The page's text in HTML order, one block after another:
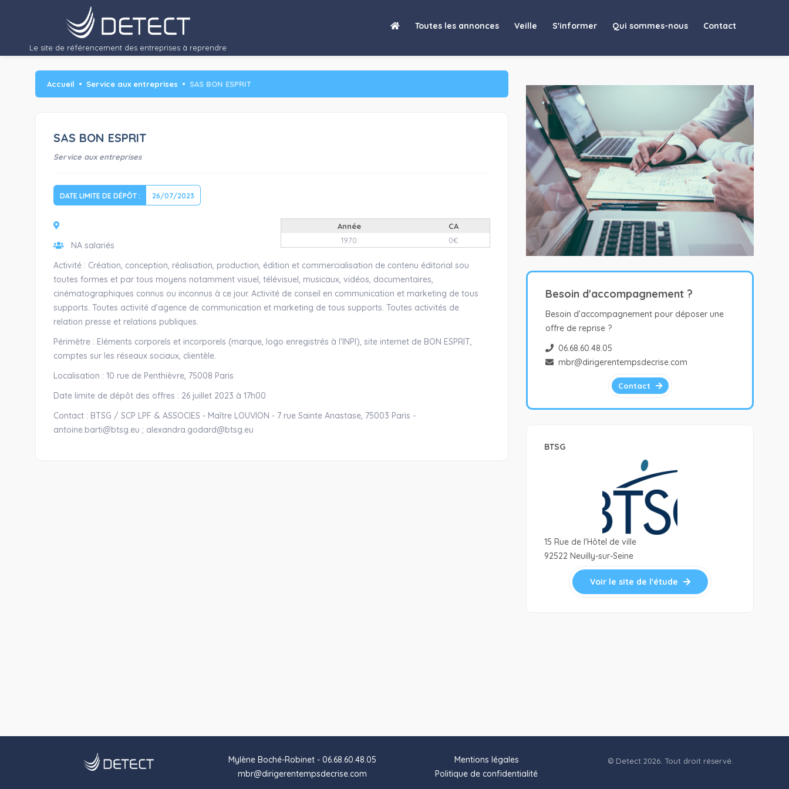
Le site de référencement des entreprises à reprendre
Toutes les annonces Veille S'informer Qui sommes-nous Contact
Accueil Service aux entreprises SAS BON ESPRIT
SAS BON ESPRIT
Service aux entreprises
DATE LIMITE DE DÉPÔT : 26/07/2023
NA salariés
Année
CA
1970
0€
Activité : Création, conception, réalisation, production, édition et commercialisation de contenu éditorial sou
toutes formes et par tous moyens notamment visuel, télévisuel, musicaux, vidéos, documentaires,
cinématographiques connus ou inconnus à ce jour. Activité de conseil en communication et marketing de tous
supports. Toutes activité d'agence de communication et marketing de tous supports. Toutes activités de
relation presse et relations publiques.
Périmètre : Eléments corporels et incorporels (marque, logo enregistrés à l'INPI), site internet de BON ESPRIT,
comptes sur les réseaux sociaux, clientèle.
Localisation : 10 rue de Penthièvre, 75008 Paris
Date limite de dépôt des offres : 26 juillet 2023 à 17h00
Contact : BTSG / SCP LPF & ASSOCIES - Maître LOUVION - 7 rue Sainte Anastase, 75003 Paris -
antoine.barti@btsg.eu ; alexandra.godard@btsg.eu
Besoin d'accompagnement ?
Besoin d’accompagnement pour déposer une
offre de reprise ?
06.68.60.48.05
mbr@dirigerentempsdecrise.com
Contact
BTSG
15 Rue de l'Hôtel de ville
92522 Neuilly-sur-Seine
Voir le site de l'étude
Mylène Boché-Robinet - 06.68.60.48.05
mbr@dirigerentempsdecrise.com
Mentions légales
Politique de confidentialité
© Detect 2026. Tout droit réservé.